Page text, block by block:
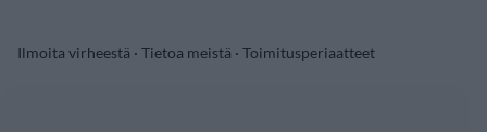
Ilmoita virheestä · Tietoa meistä · Toimitusperiaatteet